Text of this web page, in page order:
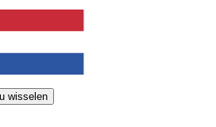
wisselen